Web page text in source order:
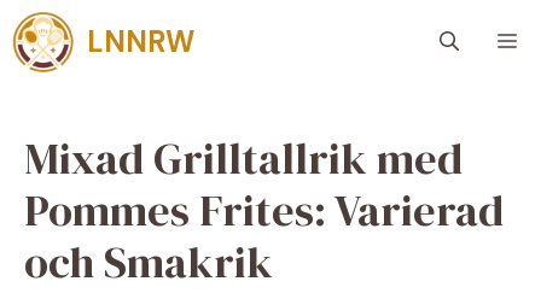
Skip
to
content
LNNRW
Mixad Grilltallrik med
Pommes Frites: Varierad
och Smakrik